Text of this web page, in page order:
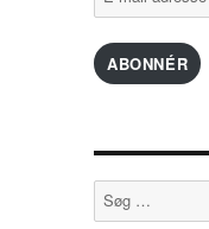
mail-
ABONNÉR
Søg
efter: